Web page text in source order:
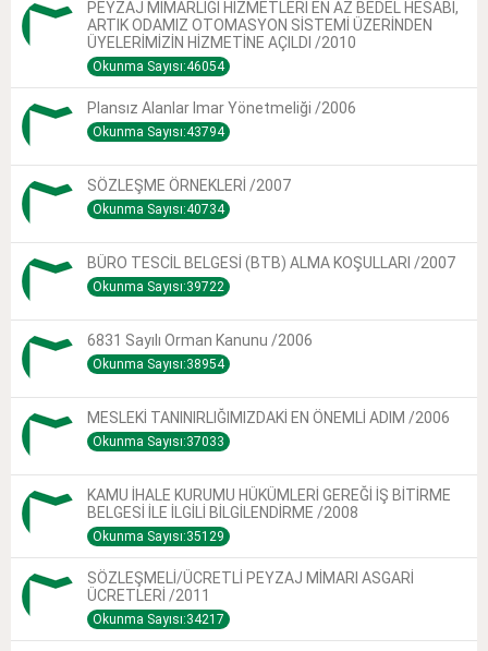
PEYZAJ MİMARLIĞI HİZMETLERİ EN AZ BEDEL HESABI,
ARTIK ODAMIZ OTOMASYON SİSTEMİ ÜZERİNDEN
ÜYELERİMİZİN HİZMETİNE AÇILDI /2010
Okunma Sayısı:46054
Plansız Alanlar Imar Yönetmeliği /2006
Okunma Sayısı:43794
SÖZLEŞME ÖRNEKLERİ /2007
Okunma Sayısı:40734
BÜRO TESCİL BELGESİ (BTB) ALMA KOŞULLARI /2007
Okunma Sayısı:39722
6831 Sayılı Orman Kanunu /2006
Okunma Sayısı:38954
MESLEKİ TANINIRLIĞIMIZDAKİ EN ÖNEMLİ ADIM /2006
Okunma Sayısı:37033
KAMU İHALE KURUMU HÜKÜMLERİ GEREĞİ İŞ BİTİRME
BELGESİ İLE İLGİLİ BİLGİLENDİRME /2008
Okunma Sayısı:35129
SÖZLEŞMELİ/ÜCRETLİ PEYZAJ MİMARI ASGARİ
ÜCRETLERİ /2011
Okunma Sayısı:34217